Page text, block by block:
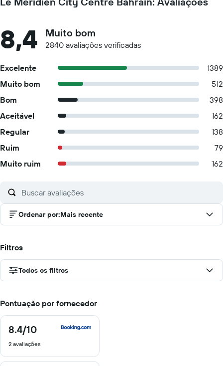
8,4 Muito bom
2840 avaliações verificadas
Excelente
1389
Muito bom
512
Bom
398
Aceitável
162
Regular
138
Ruim
79
Muito ruim
162
Ordenar por:Mais recente
Filtros
Todos os filtros
Pontuação por fornecedor
8.4/10
8.4
10
2 avaliações